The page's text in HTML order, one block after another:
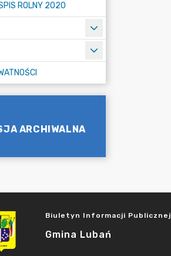
ROLNY 2020
ARCHIWALNA
Biuletyn Informacji Publicznej
Gmina Lubań